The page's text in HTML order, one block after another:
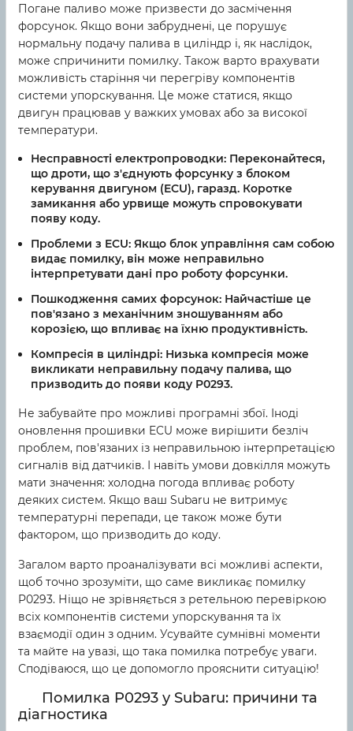
Погане паливо може призвести до засмічення
форсунок. Якщо вони забруднені, це порушує
нормальну подачу палива в циліндр і, як наслідок,
може спричинити помилку. Також варто врахувати
можливість старіння чи перегріву компонентів
системи упорскування. Це може статися, якщо
двигун працював у важких умовах або за високої
температури.
Несправності електропроводки: Переконайтеся,
що дроти, що з'єднують форсунку з блоком
керування двигуном (ECU), гаразд. Коротке
замикання або урвище можуть спровокувати
появу коду.
Проблеми з ECU: Якщо блок управління сам собою
видає помилку, він може неправильно
інтерпретувати дані про роботу форсунки.
Пошкодження самих форсунок: Найчастіше це
пов'язано з механічним зношуванням або
корозією, що впливає на їхню продуктивність.
Компресія в циліндрі: Низька компресія може
викликати неправильну подачу палива, що
призводить до появи коду P0293.
Не забувайте про можливі програмні збої. Іноді
оновлення прошивки ECU може вирішити безліч
проблем, пов'язаних із неправильною інтерпретацією
сигналів від датчиків. І навіть умови довкілля можуть
мати значення: холодна погода впливає роботу
деяких систем. Якщо ваш Subaru не витримує
температурні перепади, це також може бути
фактором, що призводить до коду.
Загалом варто проаналізувати всі можливі аспекти,
щоб точно зрозуміти, що саме викликає помилку
P0293. Ніщо не зрівняється з ретельною перевіркою
всіх компонентів системи упорскування та їх
взаємодії один з одним. Усувайте сумнівні моменти
та майте на увазі, що така помилка потребує уваги.
Сподіваюся, що це допомогло прояснити ситуацію!
Помилка P0293 у Subaru: причини та
діагностика